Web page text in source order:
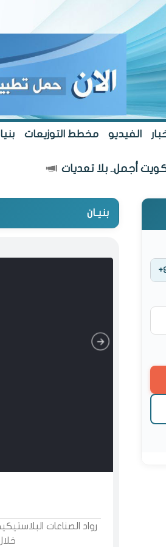
الفيديو مخطط التوزيعات
أجمل.. بلا تعديات
بنيـان
خلال